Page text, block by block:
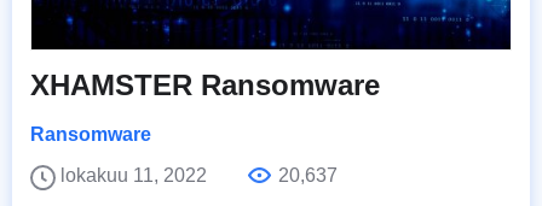
XHAMSTER Ransomware
Ransomware
lokakuu 11, 2022
20,637